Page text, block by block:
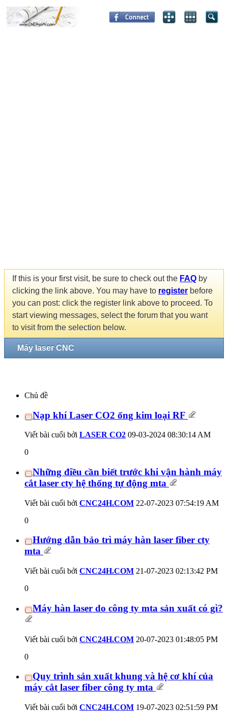
If this is your first visit, be sure to check out the FAQ by
clicking the link above. You may have to register before
you can post: click the register link above to proceed. To
start viewing messages, select the forum that you want
to visit from the selection below.
Máy laser CNC
Chủ đề
Nạp khí Laser CO2 ống kim loại RF
Viết bài cuối bởi LASER CO2 09-03-2024 08:30:14 AM
0
Những điều cần biết trước khi vận hành máy
cắt laser cty hệ thống tự động mta
Viết bài cuối bởi CNC24H.COM 22-07-2023 07:54:19 AM
0
Hướng dẫn bảo trì máy hàn laser fiber cty
mta
Viết bài cuối bởi CNC24H.COM 21-07-2023 02:13:42 PM
0
Máy hàn laser do công ty mta sản xuất có gì?
Viết bài cuối bởi CNC24H.COM 20-07-2023 01:48:05 PM
0
Quy trình sản xuất khung và hệ cơ khí của
máy cắt laser fiber công ty mta
Viết bài cuối bởi CNC24H.COM 19-07-2023 02:51:59 PM